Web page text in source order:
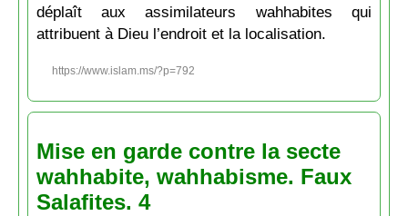
déplaît aux assimilateurs wahhabites qui
attribuent à Dieu l’endroit et la localisation.
https://www.islam.ms/?p=792
Mise en garde contre la secte
wahhabite, wahhabisme. Faux
Salafites. 4